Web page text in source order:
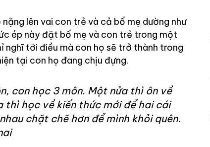
lên vai con trẻ và cả bố mẹ dường như
ép này đặt bố mẹ và con trẻ trong một
nghĩ tới điều mà con họ sẽ trở thành trong
tại con họ đang chịu đựng.
con học 3 môn. Một nửa thì ôn về
thì học về kiến thức mới để hai cái
chặt chẽ hơn để mình khỏi quên.